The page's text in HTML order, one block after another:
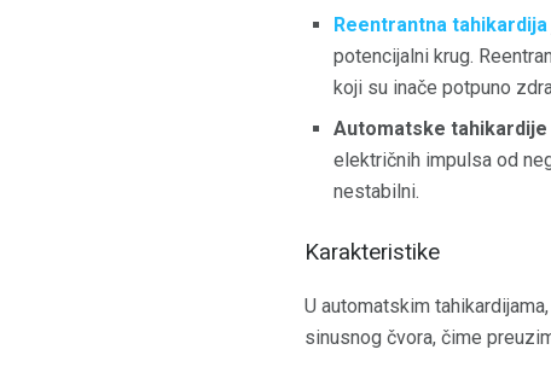
Reentrantna tahikardija
potencijalni krug.
koji su inače potpuno
Automatske tahikardije
električnih impulsa od
nestabilni.
Karakteristike
U automatskim
sinusnog čvora, čime